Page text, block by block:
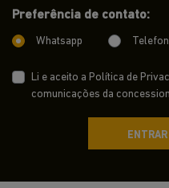
Preferência de contato:
Whatsapp
Li e aceito a Política de
comunicações da